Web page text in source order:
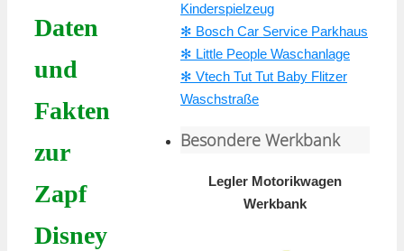
Daten
und
Fakten
zur
Zapf
Disney
Kinderspielzeug
✻ Bosch Car Service Parkhaus
✻ Little People Waschanlage
✻ Vtech Tut Tut Baby Flitzer
Waschstraße
Besondere Werkbank
Legler Motorikwagen
Werkbank